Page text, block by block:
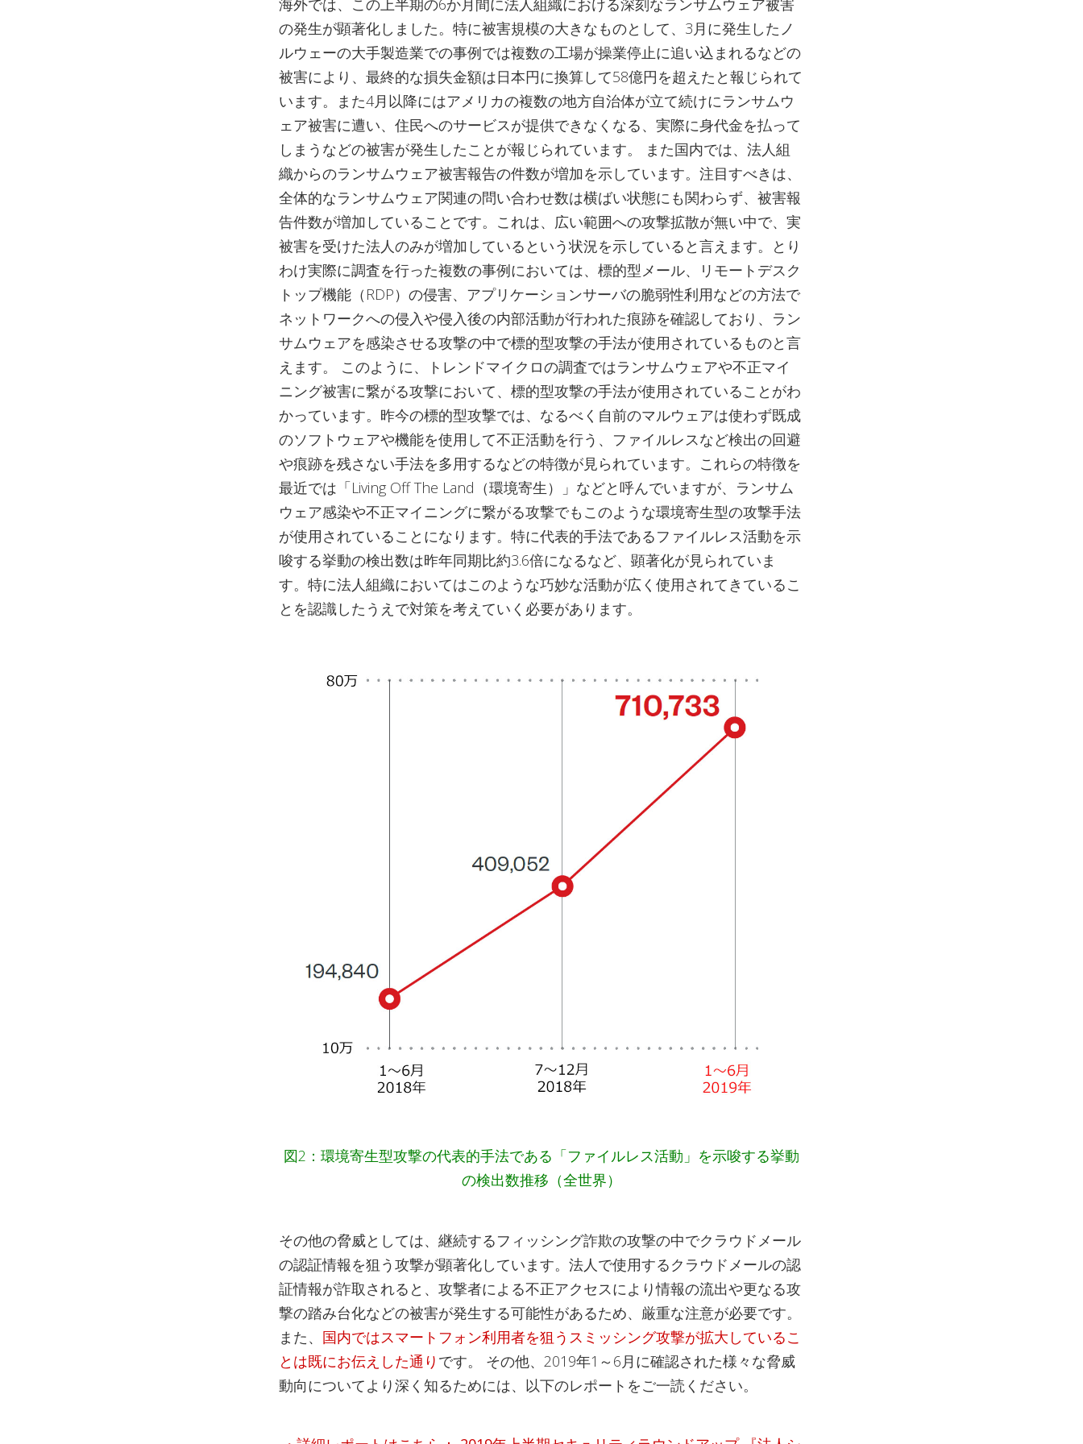
海外では、この上半期の6か月間に法人組織における深刻なランサムウェア被害
の発生が顕著化しました。特に被害規模の大きなものとして、3月に発生したノ
ルウェーの大手製造業での事例では複数の工場が操業停止に追い込まれるなどの
被害により、最終的な損失金額は日本円に換算して58億円を超えたと報じられて
います。また4月以降にはアメリカの複数の地方自治体が立て続けにランサムウ
ェア被害に遭い、住民へのサービスが提供できなくなる、実際に身代金を払って
しまうなどの被害が発生したことが報じられています。 また国内では、法人組
織からのランサムウェア被害報告の件数が増加を示しています。注目すべきは、
全体的なランサムウェア関連の問い合わせ数は横ばい状態にも関わらず、被害報
告件数が増加していることです。これは、広い範囲への攻撃拡散が無い中で、実
被害を受けた法人のみが増加しているという状況を示していると言えます。とり
わけ実際に調査を行った複数の事例においては、標的型メール、リモートデスク
トップ機能（RDP）の侵害、アプリケーションサーバの脆弱性利用などの方法で
ネットワークへの侵入や侵入後の内部活動が行われた痕跡を確認しており、ラン
サムウェアを感染させる攻撃の中で標的型攻撃の手法が使用されているものと言
えます。 このように、トレンドマイクロの調査ではランサムウェアや不正マイ
ニング被害に繋がる攻撃において、標的型攻撃の手法が使用されていることがわ
かっています。昨今の標的型攻撃では、なるべく自前のマルウェアは使わず既成
のソフトウェアや機能を使用して不正活動を行う、ファイルレスなど検出の回避
や痕跡を残さない手法を多用するなどの特徴が見られています。これらの特徴を
最近では「Living Off The Land（環境寄生）」などと呼んでいますが、ランサム
ウェア感染や不正マイニングに繋がる攻撃でもこのような環境寄生型の攻撃手法
が使用されていることになります。特に代表的手法であるファイルレス活動を示
唆する挙動の検出数は昨年同期比約3.6倍になるなど、顕著化が見られていま
す。特に法人組織においてはこのような巧妙な活動が広く使用されてきているこ
とを認識したうえで対策を考えていく必要があります。
図2：環境寄生型攻撃の代表的手法である「ファイルレス活動」を示唆する挙動
の検出数推移（全世界）
その他の脅威としては、継続するフィッシング詐欺の攻撃の中でクラウドメール
の認証情報を狙う攻撃が顕著化しています。法人で使用するクラウドメールの認
証情報が詐取されると、攻撃者による不正アクセスにより情報の流出や更なる攻
撃の踏み台化などの被害が発生する可能性があるため、厳重な注意が必要です。
また、 国内ではスマートフォン利用者を狙うスミッシング攻撃が拡大しているこ
とは既にお伝えした通り です。 その他、2019年1～6月に確認された様々な脅威
動向についてより深く知るためには、以下のレポートをご一読ください。